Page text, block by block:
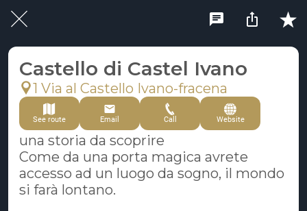
Castello di Castel Ivano
1 Via al Castello Ivano-fracena
See route Email Call Website
una storia da scoprire
Come da una porta magica avrete
accesso ad un luogo da sogno, il mondo
si farà lontano.